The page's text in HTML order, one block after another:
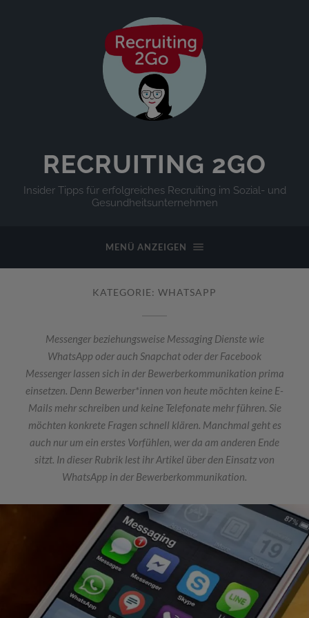
RECRUITING 2GO
Insider Tipps für erfolgreiches Recruiting im Sozial- und
Gesundheitsunternehmen
MENÜ ANZEIGEN
KATEGORIE: WHATSAPP
Messenger beziehungsweise Messaging Dienste wie
WhatsApp oder auch Snapchat oder der Facebook
Messenger lassen sich in der Bewerberkommunikation prima
einsetzen. Denn Bewerber*innen von heute möchten keine E-
Mails mehr schreiben und keine Telefonate mehr führen. Sie
möchten konkrete Fragen schnell klären. Manchmal geht es
auch nur um ein erstes Vorfühlen, wer da am anderen Ende
sitzt. In dieser Rubrik lest ihr Artikel über den Einsatz von
WhatsApp in der Bewerberkommunikation.